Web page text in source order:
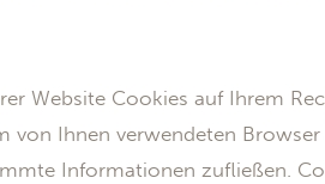
Website Cookies auf Ihrem
von Ihnen verwendeten
Informationen zufließen.